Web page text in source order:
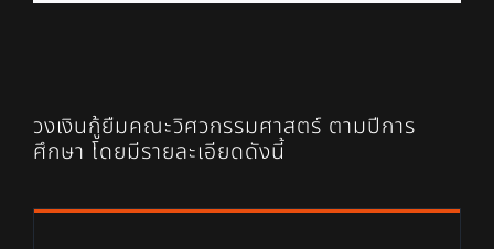
วงเงินกู้ยืมคณะวิศวกรรมศาสตร์ ตามปีการ
ศึกษา โดยมีรายละเอียดดังนี้